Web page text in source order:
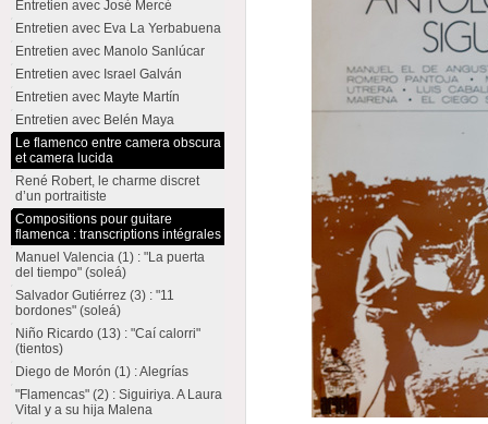
Entretien avec José Mercé
Entretien avec Eva La Yerbabuena
Entretien avec Manolo Sanlúcar
Entretien avec Israel Galván
Entretien avec Mayte Martín
Entretien avec Belén Maya
Le flamenco entre camera obscura
et camera lucida
René Robert, le charme discret
d’un portraitiste
Compositions pour guitare
flamenca : transcriptions intégrales
Manuel Valencia (1) : "La puerta
del tiempo" (soleá)
Salvador Gutiérrez (3) : "11
bordones" (soleá)
Niño Ricardo (13) : "Caí calorri"
(tientos)
Diego de Morón (1) : Alegrías
"Flamencas" (2) : Siguiriya. A Laura
Vital y a su hija Malena